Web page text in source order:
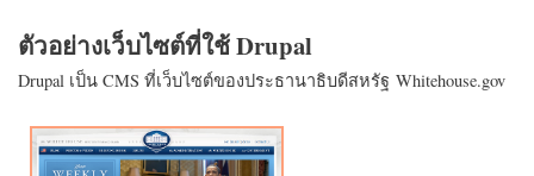
ตัวอย่างเว็บไซต์ที่ใช้ Drupal
Drupal เป็น CMS ที่เว็บไซต์ของประธานาธิบดีสหรัฐ Whitehouse.gov